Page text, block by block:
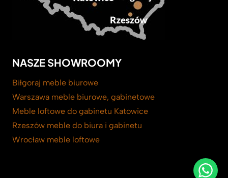
NASZE SHOWROOMY
Biłgoraj meble biurowe
Warszawa meble biurowe, gabinetowe
Meble loftowe do gabinetu Katowice
Rzeszów meble do biura i gabinetu
Wrocław meble loftowe